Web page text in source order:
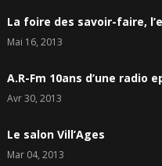
La foire des savoir-faire,
Mai 16, 2013
A.R-Fm 10ans d’une radio
Avr 30, 2013
Le salon Vill’Ages
Mar 04, 2013